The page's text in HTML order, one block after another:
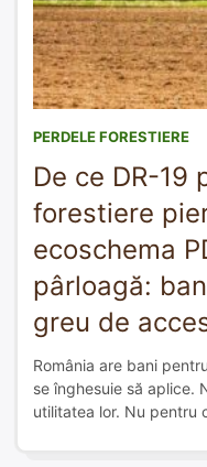
PERDELE FORESTIERE
De ce DR-19
forestiere
ecoschema
pârloagă:
greu de
România are bani
se înghesuie să aplice.
utilitatea lor. Nu pentru